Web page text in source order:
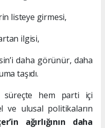
listeye girmesi,
ilgisi,
daha görünür, daha
taşıdı.
süreçte hem parti içi
ve ulusal politikaların
ağırlığının daha